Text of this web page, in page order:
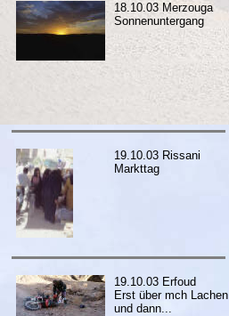
18.10.03 Merzouga
Sonnenuntergang
19.10.03 Rissani
Markttag
19.10.03 Erfoud
Erst über mch Lachen
und dann...